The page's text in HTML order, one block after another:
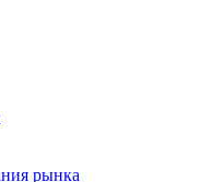
рынка